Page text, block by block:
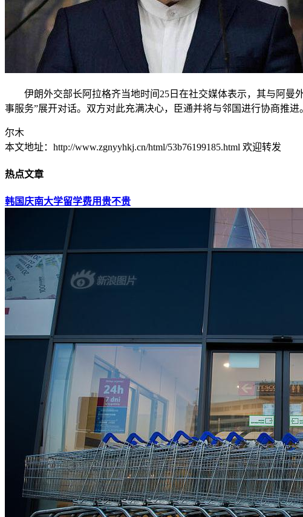
伊朗外交部长阿拉格齐当地时间25日在社交媒体表示，其与阿曼
事服务”展开对话。双方对此充满决心，臣通并将与邻国进行协商推进
尔木
本文地址：http://www.zgnyyhkj.cn/html/53b76199185.html 欢迎转发
热点文章
韩国庆南大学留学费用贵不贵